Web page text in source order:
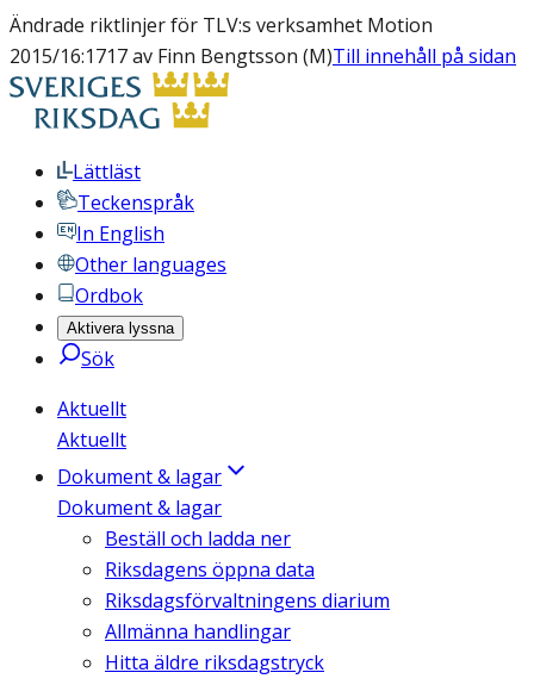
Ändrade riktlinjer för TLV:s verksamhet Motion
2015/16:1717 av Finn Bengtsson (M)Till innehåll på sidan
Lättläst
Teckenspråk
In English
Other languages
Ordbok
Aktivera lyssna
Sök
Aktuellt
Aktuellt
Dokument & lagar
Dokument & lagar
Beställ och ladda ner
Riksdagens öppna data
Riksdagsförvaltningens diarium
Allmänna handlingar
Hitta äldre riksdagstryck